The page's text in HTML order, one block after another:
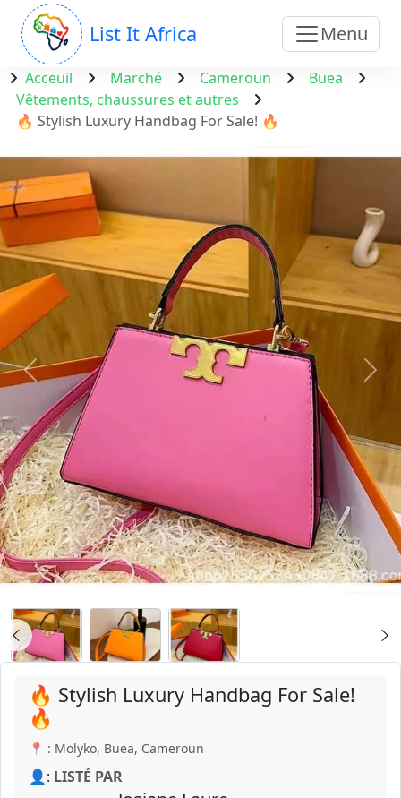
List It Africa Menu
Acceuil Marché Cameroun
Buea
Vêtements, chaussures et autres
🔥 Stylish Luxury Handbag For Sale! 🔥
🔥 Stylish Luxury Handbag For Sale!
🔥
📍 : Molyko, Buea, Cameroun
👤: LISTÉ PAR